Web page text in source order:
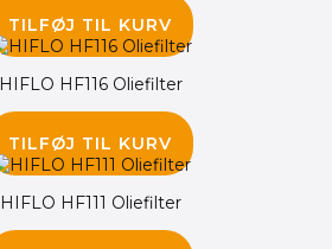
TILFØJ TIL KURV
HIFLO HF116 Oliefilter
TILFØJ TIL KURV
HIFLO HF111 Oliefilter